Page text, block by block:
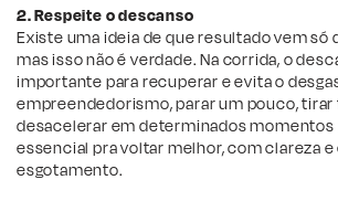
2. Respeite o descanso
Existe uma ideia de que resultado vem só
mas isso não é verdade. Na corrida, o
importante para recuperar e evita o
empreendedorismo, parar um pouco, tirar
desacelerar em determinados momentos
essencial pra voltar melhor, com clareza
esgotamento.